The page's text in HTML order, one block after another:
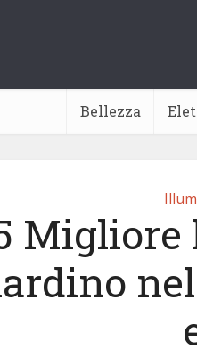
Bellezza
Migliore